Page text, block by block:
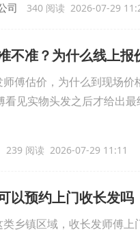
司 340 阅读 2026-07-29
不准？为什么线上报
傅估价，为什么到现场
看见实物头发之后才给出
239 阅读 2026-07-29 11:11
以预约上门收长发吗
乡镇区域，收长发师傅